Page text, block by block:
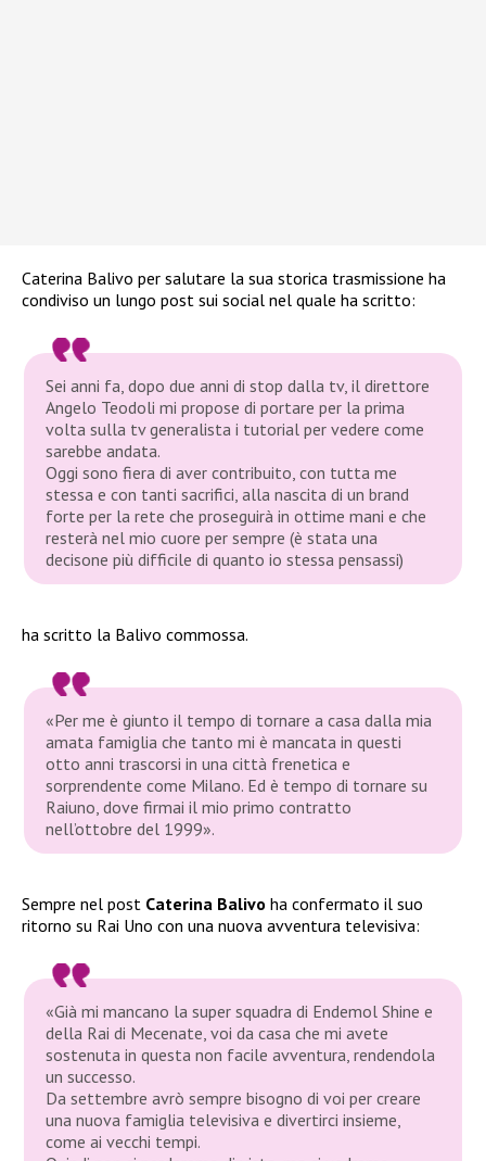
Caterina Balivo per salutare la sua storica trasmissione ha
condiviso un lungo post sui social nel quale ha scritto:
Sei anni fa, dopo due anni di stop dalla tv, il direttore
Angelo Teodoli mi propose di portare per la prima
volta sulla tv generalista i tutorial per vedere come
sarebbe andata.
Oggi sono fiera di aver contribuito, con tutta me
stessa e con tanti sacrifici, alla nascita di un brand
forte per la rete che proseguirà in ottime mani e che
resterà nel mio cuore per sempre (è stata una
decisone più difficile di quanto io stessa pensassi)
ha scritto la Balivo commossa.
«Per me è giunto il tempo di tornare a casa dalla mia
amata famiglia che tanto mi è mancata in questi
otto anni trascorsi in una città frenetica e
sorprendente come Milano. Ed è tempo di tornare su
Raiuno, dove firmai il mio primo contratto
nell’ottobre del 1999».
Sempre nel post Caterina Balivo ha confermato il suo
ritorno su Rai Uno con una nuova avventura televisiva:
«Già mi mancano la super squadra di Endemol Shine e
della Rai di Mecenate, voi da casa che mi avete
sostenuta in questa non facile avventura, rendendola
un successo.
Da settembre avrò sempre bisogno di voi per creare
una nuova famiglia televisiva e divertirci insieme,
come ai vecchi tempi.